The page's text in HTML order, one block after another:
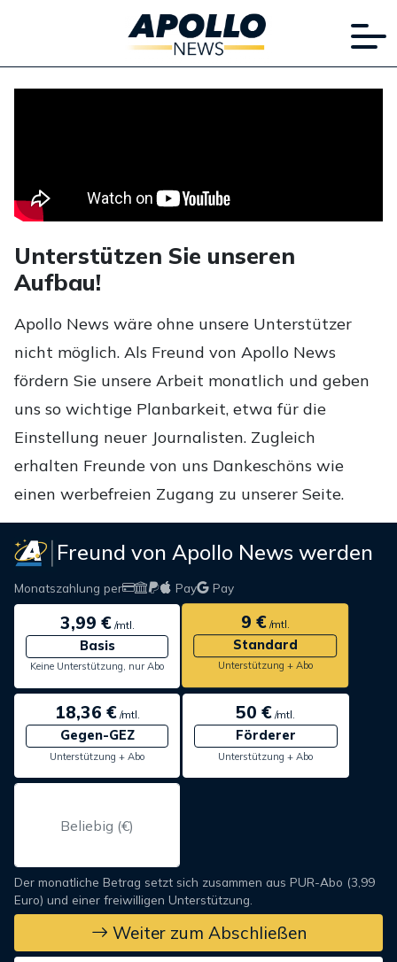
Unterstützen Sie unseren
Aufbau!
Apollo News wäre ohne unsere Unterstützer
nicht möglich. Als Freund von Apollo News
fördern Sie unsere Arbeit monatlich und geben
uns so wichtige Planbarkeit, etwa für die
Einstellung neuer Journalisten. Zugleich
erhalten Freunde von uns Dankeschöns wie
einen werbefreien Zugang zu unserer Seite.
Freund von Apollo News werden
Monatszahlung per Pay Pay
3,99 €/mtl.
Basis
Keine Unterstützung, nur Abo
9 €/mtl.
Standard
Unterstützung + Abo
18,36 €/mtl.
Gegen-GEZ
Unterstützung + Abo
50 € /mtl.
Förderer
Unterstützung + Abo
Der monatliche Betrag setzt sich zusammen aus PUR-Abo (3,99
Euro) und einer freiwilligen Unterstützung.
Weiter zum Abschließen